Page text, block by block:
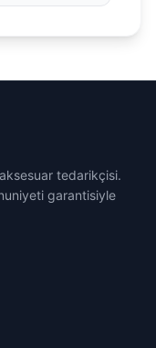
tedarikçisi.
garantisiyle